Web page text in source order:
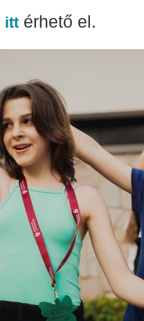
itt érhető el.